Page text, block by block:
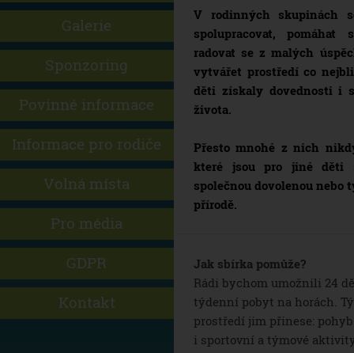
Galerie
Sponzoring
Povinné informace
Informace pro rodiče
Volná místa
Pro média
GDPR
Kontakt
V rodinných skupinách
spolupracovat,
radovat se z malých
vytvářet prostředí co
děti získaly dovednosti i
života.
Přesto mnohé z nich
které jsou pro jiné děti
společnou dovolenou
přírodě.
Jak sbírka pomůže?
Rádi bychom umožnili 24
týdenní pobyt na horách.
prostředí jim přinese:
i sportovní a týmové